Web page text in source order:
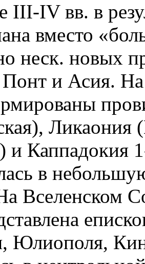
III-IV вв. в
вместо
неск. новых
Понт и Асия.
и Каппадокия
в
Вселенском
Юлиополя,